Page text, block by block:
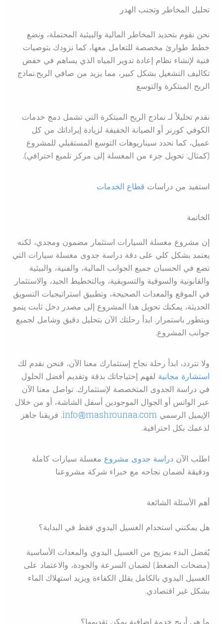
تحليل المخاطر وتجنب الهدر
نحن نقوم بتحديد المخاطر المالية والبيئية المحتملة، ونضع
خطط طوارئ مخصصة للتعامل معها، كما نزودك بتوصيات
فنية لإنشاء نظام إعادة تدوير المياه الذي يساهم في خفض
تكاليف التشغيل بشكل كبير، مما يزيد من صافي الربح.نماذج
الربح المبتكرة والتوسع
نقدم تحليلاً لـ نماذج الربح المبتكرة التي تشمل دمج خدمات
الكوفي كورنر أو الصيانة الخفيفة لزيادة إيراداتك من كل
عميل، كما نحدد سيناريوهات التوسع المستقبلي للمشروع
(كمثال: تحويل جزء من المغسلة إلى مركز تلميع احترافي).
استفيد من دراسات قطاع الخدمات
الخاتمة
إن مشروع مغسلة السيارات استثمار مضمون ومجدي، لكنه
يعتمد بشكل كلي على دقة دراسة جدوى مغسلة سيارات التي
تضع في الحسبان جميع الجوانب المالية، والفنية، والبيئية
والقانونية والسوقية والتسويقية، وبالتخطيط الجيد، والاستثمار
في الموقع والمعدات الصحيحة، وتطبيق استراتيجيات التسويق
الحديثة، يمكنك تحويل هذا المشروع إلى مصدر دخل ثابت ينمو
ويتطور باستمرار. ابدأ رحلتك الآن بتحليل دقيق وشامل لجميع
جوانب المشروع.
ولا تتردد، ابدأ رحلة نجاح إستثمارك معنا الآن، فنحن نقدم لك
استشارة مجانيةلفهم إحتياجاتك بدقة وتقديم أفضل الحلول
في دراسة الجدوى المتخصصة لإستثمارك. تواصل معنا الآن
عبر الواتس أو الجوال الموجودين أسفل الشاشة، أو من خلال
الإيميل الرسمي info@mashrounaa.com. فريقنا جاهز
لدعمك بكل احترافية.
اطلب الآن دراسة جدوى مشروعمغسلة سيارات كاملة
ودقيقة لضمان نجاحه مع خبراء شركة مشروعنا
أهم الأسئلة الشائعة
هل يمكنني استخدام الغسيل اليدوي فقط في البداية؟
يُفضل البدء بمزيج من الغسيل اليدوي والمعدات الأساسية
(مضخات الضغط) لضمان السرعة والجودة، والاعتماد على
الغسيل اليدوي بالكامل يقلل الكفاءة ويزيد استهلاك الماء
بشكل غير اقتصادي.